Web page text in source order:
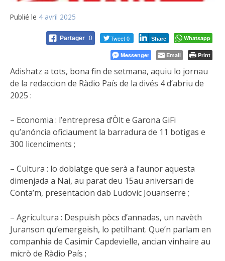
Publié le 4 avril 2025
Partager 0 Tweet 0 Share Whatsapp
Messenger Email Print
Adishatz a tots, bona fin de setmana, aquiu lo jornau
de la redaccion de Ràdio País de la divés 4 d’abriu de
2025 :
– Economia : l’entrepresa d’Òlt e Garona GiFi
qu’anóncia oficiaument la barradura de 11 botigas e
300 licenciments ;
– Cultura : lo doblatge que serà a l’aunor aquesta
dimenjada a Nai, au parat deu 15au aniversari de
Conta’m, presentacion dab Ludovic Jouanserre ;
– Agricultura : Despuish pòcs d’annadas, un navèth
Juranson qu’emergeish, lo petilhant. Que’n parlam en
companhia de Casimir Capdevielle, ancian vinhaire au
micrò de Ràdio País ;